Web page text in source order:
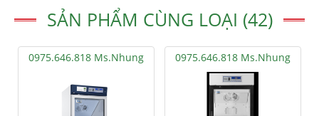
SẢN PHẨM CÙNG LOẠI (42)
0975.646.818 Ms.Nhung 0975.646.818 Ms.Nhung